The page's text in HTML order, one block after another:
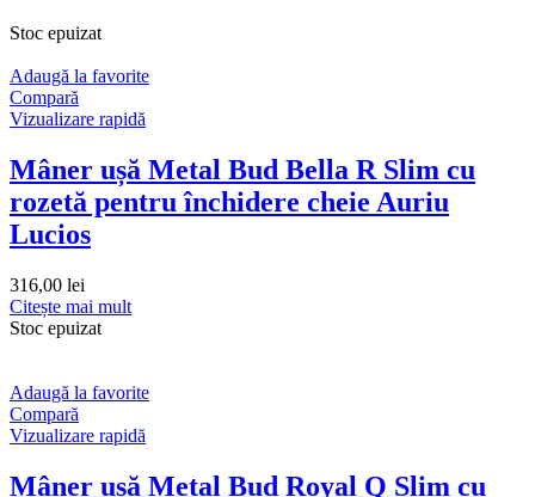
Stoc epuizat
Adaugă la favorite
Compară
Vizualizare rapidă
Mâner ușă Metal Bud Bella R Slim cu
rozetă pentru închidere cheie Auriu
Lucios
316,00 lei
Citește mai mult
Stoc epuizat
Adaugă la favorite
Compară
Vizualizare rapidă
Mâner ușă Metal Bud Royal Q Slim cu